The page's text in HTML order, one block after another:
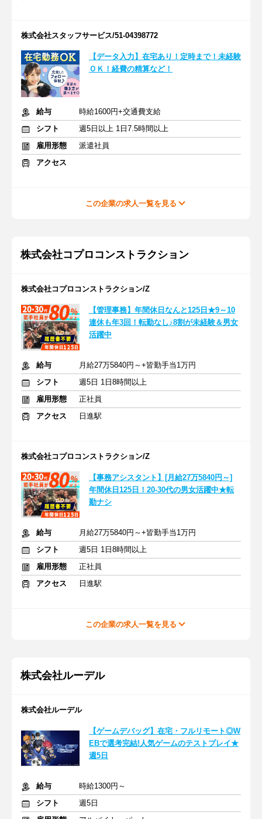
株式会社スタッフサービス/51-04398772
【データ入力】在宅あり！定時まで！未経験
ＯＫ！経費の精算など！
給与
時給1600円+交通費支給
シフト
週5日以上 1日7.5時間以上
雇用形態
派遣社員
アクセス
この企業の求人一覧を見る
株式会社コプロコンストラクション
株式会社コプロコンストラクション/Z
【管理事務】年間休日なんと125日★9～10
連休も年3回！転勤なし♪8割が未経験＆男女
活躍中
給与
月給27万5840円～+皆勤手当1万円
シフト
週5日 1日8時間以上
雇用形態
正社員
アクセス
日進駅
株式会社コプロコンストラクション/Z
【事務アシスタント】[月給27万5840円～]
年間休日125日！20-30代の男女活躍中★転
勤ナシ
給与
月給27万5840円～+皆勤手当1万円
シフト
週5日 1日8時間以上
雇用形態
正社員
アクセス
日進駅
この企業の求人一覧を見る
株式会社ルーデル
株式会社ルーデル
【ゲームデバッグ】在宅・フルリモート◎W
EBで選考完結!人気ゲームのテストプレイ★
週5日
給与
時給1300円～
シフト
週5日